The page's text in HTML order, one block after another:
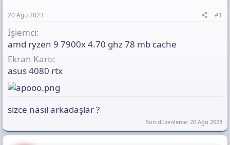
ı
n
a
20 Ağu 2023 #1
İşlemci
amd ryzen 9 7900x 4.70 ghz 78 mb cache
Ekran Kartı
asus 4080 rtx
sizce nasıl arkadaşlar ?
Son düzenleme: 20 Ağu 2023